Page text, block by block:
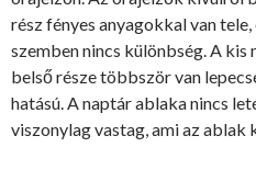
rész fényes anyagokkal van
szemben nincs különbség. A kis
belső része többször van
hatású. A naptár ablaka nincs
viszonylag vastag, ami az ablak